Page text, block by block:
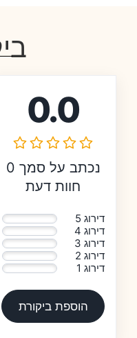
0.0
נכתב על סמך 0
חוות דעת
דירוג 5
דירוג 4
דירוג 3
דירוג 2
דירוג 1
הוספת ביקורת